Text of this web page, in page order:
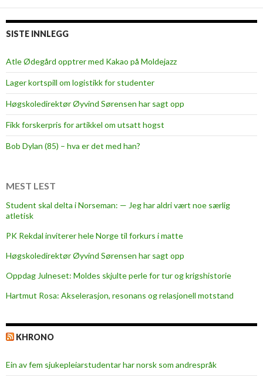
s
r
y
k
p
r
o
s
t
n
e
d
o
l
e
-
e
SISTE INNLEGG
Atle Ødegård opptrer med Kakao på Moldejazz
Lager kortspill om logistikk for studenter
Høgskoledirektør Øyvind Sørensen har sagt opp
Fikk forskerpris for artikkel om utsatt hogst
Bob Dylan (85) – hva er det med han?
MEST LEST
Student skal delta i Norseman: — Jeg har aldri vært noe særlig
atletisk
PK Rekdal inviterer hele Norge til forkurs i matte
Høgskoledirektør Øyvind Sørensen har sagt opp
Oppdag Julneset: Moldes skjulte perle for tur og krigshistorie
Hartmut Rosa: Akselerasjon, resonans og relasjonell motstand
KHRONO
Ein av fem sjukepleiar­studentar har norsk som andrespråk